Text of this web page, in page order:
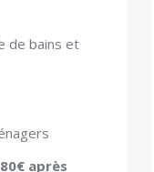
de bains et
après